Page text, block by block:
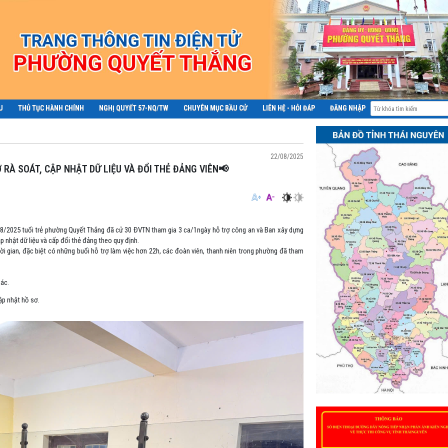
THỦ TỤC HÀNH CHÍNH NGHỊ QUYẾT 57-NQ/TW CHUYÊN MỤC BẦU CỬ LIÊN HỆ - HỎI ĐÁP ĐĂNG NHẬP ĐỀ ÁN 06
22/08/2025
RÀ SOÁT, CẬP NHẬT DỮ LIỆU VÀ ĐỔI THẺ ĐẢNG VIÊN📢
tuổi trẻ phường Quyết Thắng đã cử 30 ĐVTN tham gia 3 ca/1ngày hỗ trợ công an và Ban xây dựng
nhật dữ liệu và cấp đổi thẻ đảng theo quy định.
gian, đặc biệt có những buổi hỗ trợ làm việc hơn 22h, các đoàn viên, thanh niên trong phường đã tham
nhật hồ sơ.